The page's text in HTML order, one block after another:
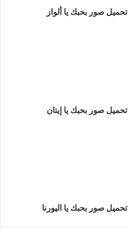
تحميل صور بحبك يا ألواز
تحميل صور بحبك يا إيتان
تحميل صور بحبك يا اليورنا